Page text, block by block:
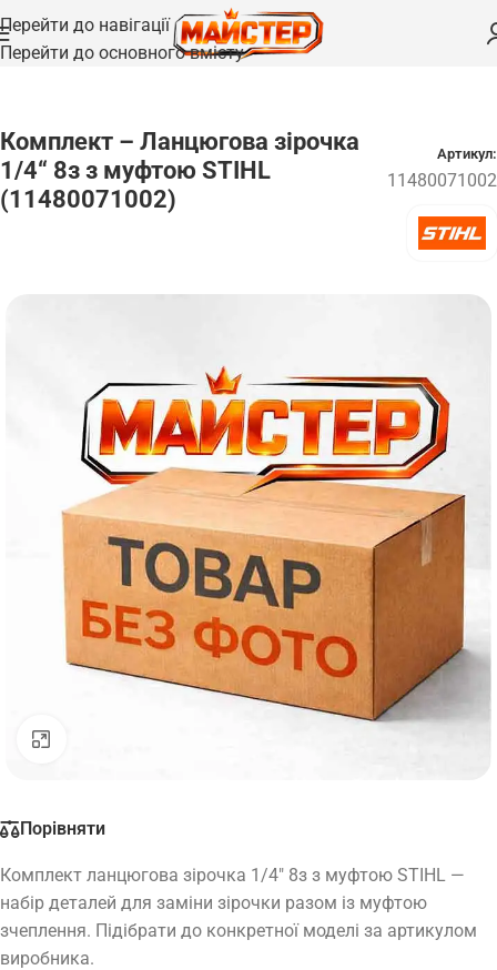
Перейти до навігації
Перейти до основного вмісту
Головна /Запчастини для ланцюгів
Комплект – Ланцюгова зірочка
1/4“ 8з з муфтою STIHL
(11480071002)
Артикул:
11480071002
Порівняти
Комплект ланцюгова зірочка 1/4″ 8з з муфтою STIHL —
набір деталей для заміни зірочки разом із муфтою
зчеплення. Підібрати до конкретної моделі за артикулом
виробника.